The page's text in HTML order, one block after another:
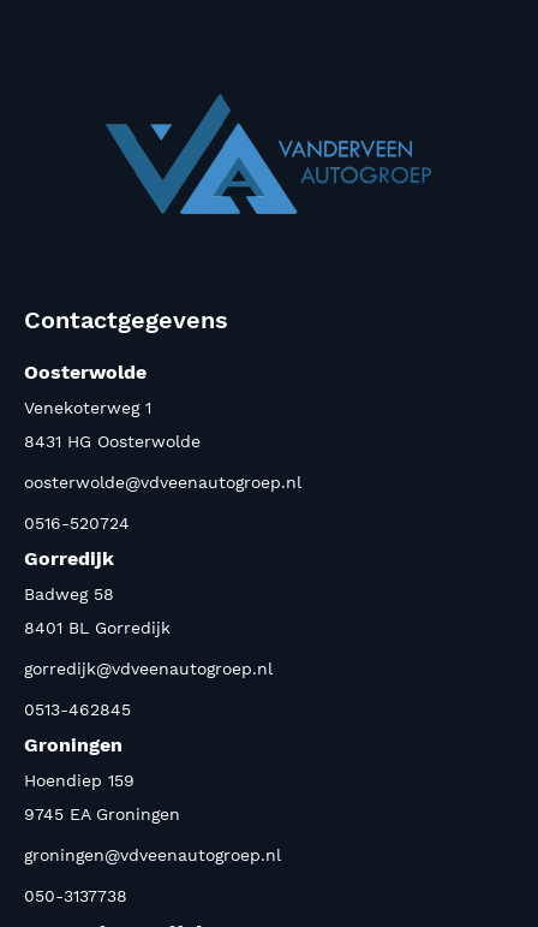
Contactgegevens
Oosterwolde
Venekoterweg 1
8431 HG Oosterwolde
oosterwolde@vdveenautogroep.nl
0516-520724
Gorredijk
Badweg 58
8401 BL Gorredijk
gorredijk@vdveenautogroep.nl
0513-462845
Groningen
Hoendiep 159
9745 EA Groningen
groningen@vdveenautogroep.nl
050-3137738